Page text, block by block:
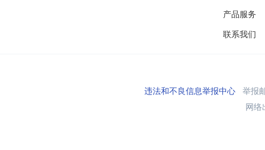
产品服务
联系我们
违法和不良信息举报中心举报
网